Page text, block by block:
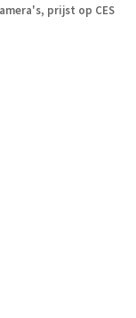
prijst op CES